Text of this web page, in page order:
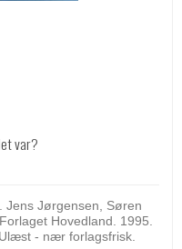
var?
Jens Jørgensen, Søren
Hovedland. 1995.
- nær forlagsfrisk.